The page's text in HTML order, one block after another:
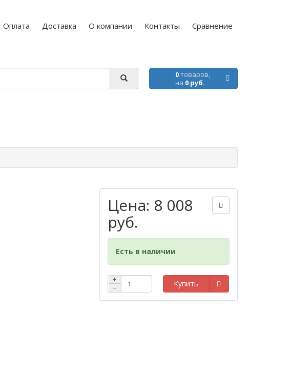
Оплата Доставка О компании Контакты Сравнение
0товаров,
на 0 руб.
Цена: 8 008
руб.
Есть в наличии
+
−
Купить